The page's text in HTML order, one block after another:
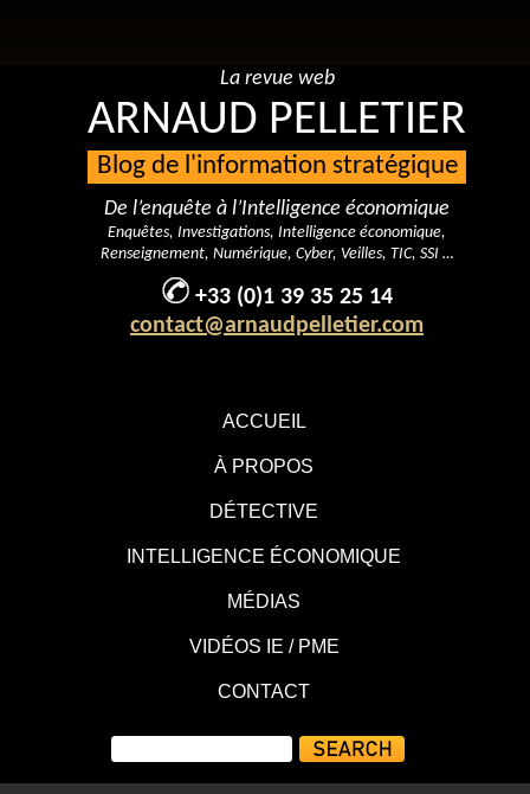
ACCUEIL
À PROPOS
DÉTECTIVE
INTELLIGENCE ÉCONOMIQUE
MÉDIAS
VIDÉOS IE / PME
CONTACT
La revue web
ARNAUD PELLETIER
Blog de l'information stratégique
De l’enquête à l’Intelligence économique
Enquêtes, Investigations, Intelligence économique,
Renseignement, Numérique, Cyber, Veilles, TIC, SSI …
+33 (0)1 39 35 25 14
contact@arnaudpelletier.com